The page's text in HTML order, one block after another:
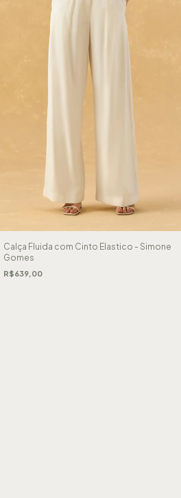
Calça Fluida com Cinto Elastico - Simone
Gomes
R$639,00